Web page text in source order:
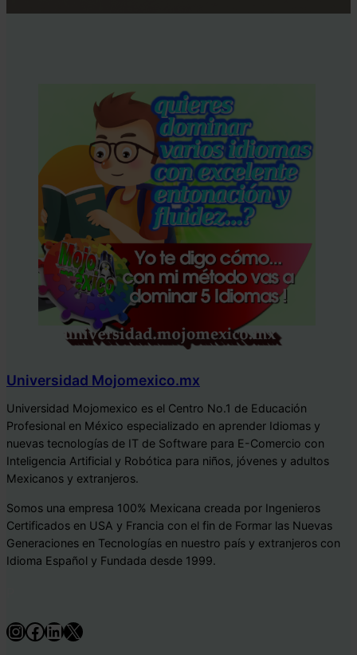
Universidad Mojomexico.mx
Universidad Mojomexico es el Centro No.1 de Educación
Profesional en México especializado en aprender Idiomas y
nuevas tecnologías de IT de Software para E-Comercio con
Inteligencia Artificial y Robótica para niños, jóvenes y adultos
Mexicanos y extranjeros.
Somos una empresa 100% Mexicana creada por Ingenieros
Certificados en USA y Francia con el fin de Formar las Nuevas
Generaciones en Tecnologías en nuestro país y extranjeros con
Idioma Español y Fundada desde 1999.
InstagramFacebook LinkedIn X